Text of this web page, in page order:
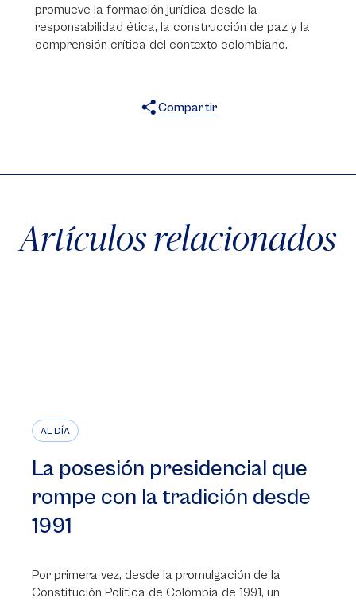
promueve la formación jurídica desde la
responsabilidad ética, la construcción de paz y la
comprensión crítica del contexto colombiano.
Compartir
Artículos relacionados
AL DÍA
La posesión presidencial que
rompe con la tradición desde
1991
Por primera vez, desde la promulgación de la
Constitución Política de Colombia de 1991, un